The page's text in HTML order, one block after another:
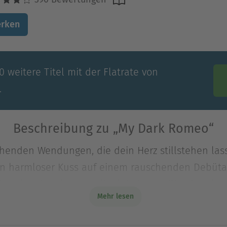
weitere Titel mit der Flatrate von
Beschreibung zu „My Dark Romeo“
Wendungen, die dein Herz stillstehen
harmloser Kuss auf einem rauschenden
harmloser Kuss auf einem rauschenden
Mehr lesen